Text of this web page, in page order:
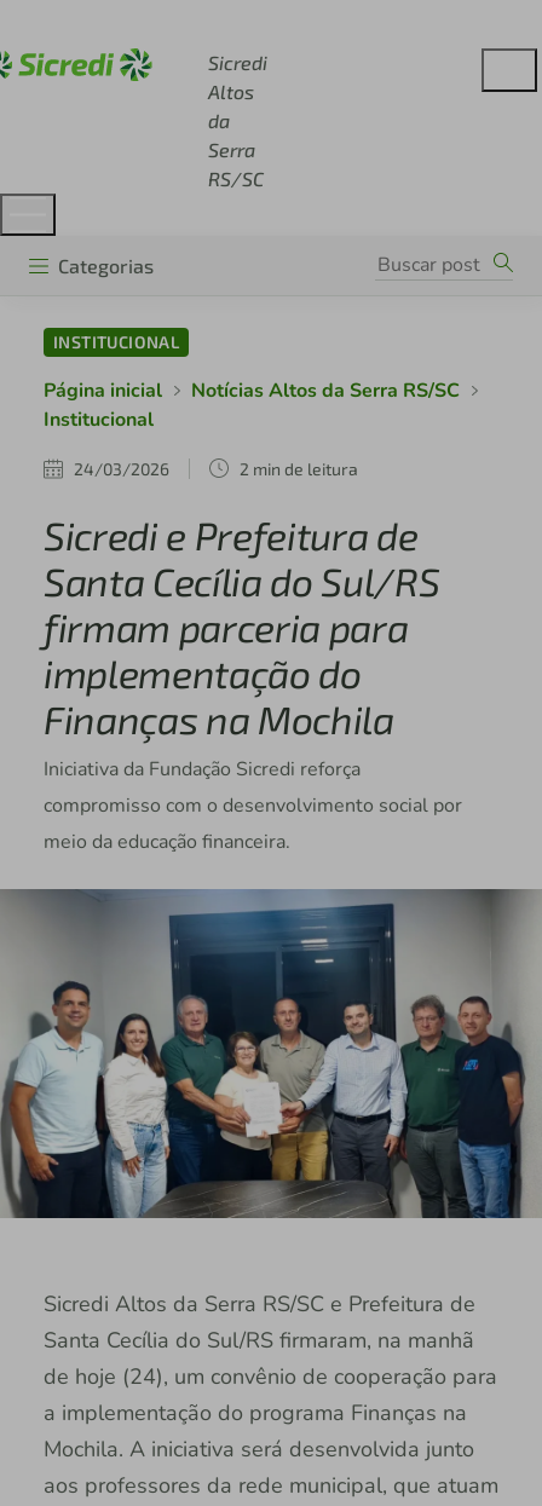
Sicredi
Altos
da
Serra
RS/SC
Categorias
INSTITUCIONAL
Página inicial
Notícias Altos da Serra RS/SC
Institucional
24/03/2026 2 min de leitura
Sicredi e Prefeitura de
Santa Cecília do Sul/RS
firmam parceria para
implementação do
Finanças na Mochila
Iniciativa da Fundação Sicredi reforça
compromisso com o desenvolvimento social por
meio da educação financeira.
Sicredi Altos da Serra RS/SC e Prefeitura de
Santa Cecília do Sul/RS firmaram, na manhã
de hoje (24), um convênio de cooperação para
a implementação do programa Finanças na
Mochila. A iniciativa será desenvolvida junto
aos professores da rede municipal, que atuam